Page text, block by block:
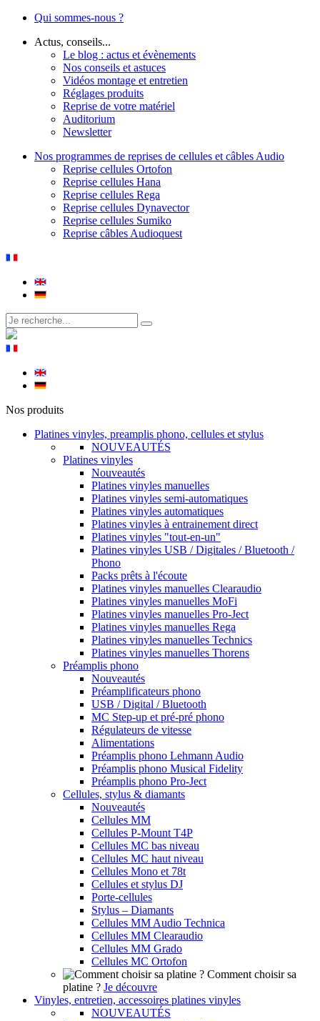
Qui sommes-nous ?
Actus, conseils...
Le blog : actus et évènements
Nos conseils et astuces
Vidéos montage et entretien
Réglages produits
Reprise de votre matériel
Auditorium
Newsletter
Nos programmes de reprises de cellules et câbles Audio
Reprise cellules Ortofon
Reprise cellules Hana
Reprise cellules Rega
Reprise cellules Dynavector
Reprise cellules Sumiko
Reprise câbles Audioquest
Nos produits
Platines vinyles, preamplis phono, cellules et stylus
NOUVEAUTÉS
Platines vinyles
Nouveautés
Platines vinyles manuelles
Platines vinyles semi-automatiques
Platines vinyles automatiques
Platines vinyles à entrainement direct
Platines vinyles "tout-en-un"
Platines vinyles USB / Digitales / Bluetooth /
Phono
Packs prêts à l'écoute
Platines vinyles manuelles Clearaudio
Platines vinyles manuelles MoFi
Platines vinyles manuelles Pro-Ject
Platines vinyles manuelles Rega
Platines vinyles manuelles Technics
Platines vinyles manuelles Thorens
Préamplis phono
Nouveautés
Préamplificateurs phono
USB / Digital / Bluetooth
MC Step-up et pré-pré phono
Régulateurs de vitesse
Alimentations
Préamplis phono Lehmann Audio
Préamplis phono Musical Fidelity
Préamplis phono Pro-Ject
Cellules, stylus & diamants
Nouveautés
Cellules MM
Cellules P-Mount T4P
Cellules MC bas niveau
Cellules MC haut niveau
Cellules Mono et 78t
Cellules et stylus DJ
Porte-cellules
Stylus – Diamants
Cellules MM Audio Technica
Cellules MM Clearaudio
Cellules MM Grado
Cellules MC Ortofon
Comment choisir sa
platine ? Je découvre
Vinyles, entretien, accessoires platines vinyles
NOUVEAUTÉS